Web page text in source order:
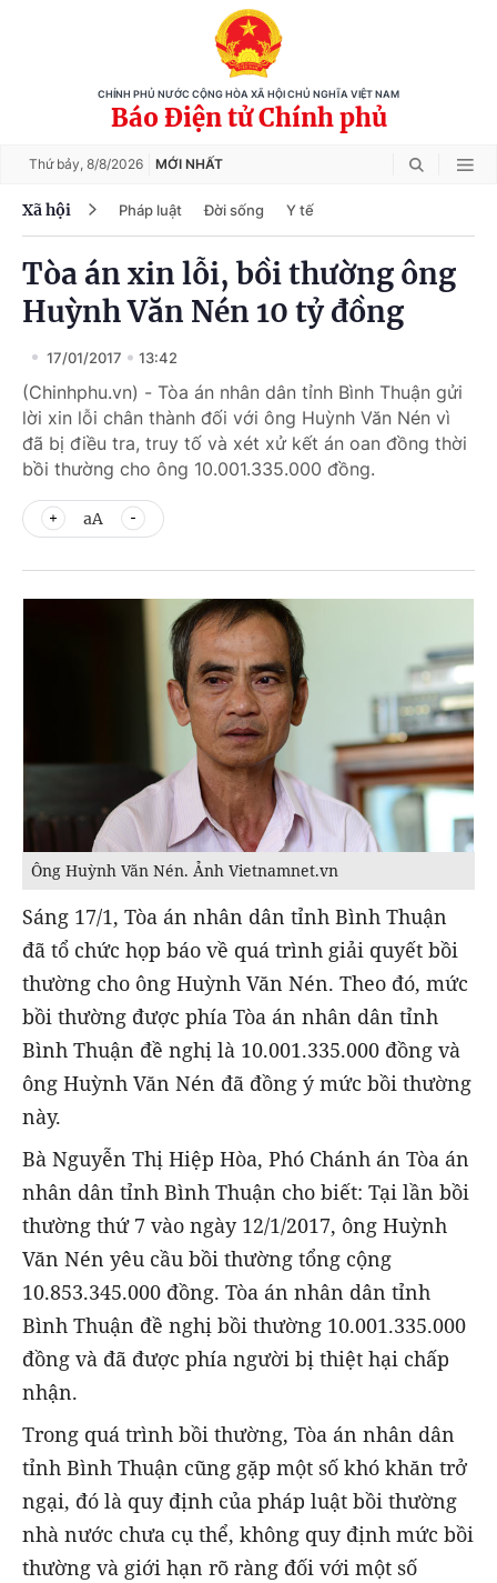
CHÍNH PHỦ NƯỚC CỘNG HÒA XÃ HỘI CHỦ NGHĨA VIỆT NAM
Báo Điện tử Chính phủ
Thứ bảy, 8/8/2026 MỚI NHẤT
Xã hội Pháp luật Đời sống Y tế
Tòa án xin lỗi, bồi thường ông
Huỳnh Văn Nén 10 tỷ đồng
17/01/2017 13:42
(Chinhphu.vn) - Tòa án nhân dân tỉnh Bình Thuận gửi
lời xin lỗi chân thành đối với ông Huỳnh Văn Nén vì
đã bị điều tra, truy tố và xét xử kết án oan đồng thời
bồi thường cho ông 10.001.335.000 đồng.
aA
Ông Huỳnh Văn Nén. Ảnh Vietnamnet.vn
Sáng 17/1, Tòa án nhân dân tỉnh Bình Thuận
đã tổ chức họp báo về quá trình giải quyết bồi
thường cho ông Huỳnh Văn Nén. Theo đó, mức
bồi thường được phía Tòa án nhân dân tỉnh
Bình Thuận đề nghị là 10.001.335.000 đồng và
ông Huỳnh Văn Nén đã đồng ý mức bồi thường
này.
Bà Nguyễn Thị Hiệp Hòa, Phó Chánh án Tòa án
nhân dân tỉnh Bình Thuận cho biết: Tại lần bồi
thường thứ 7 vào ngày 12/1/2017, ông Huỳnh
Văn Nén yêu cầu bồi thường tổng cộng
10.853.345.000 đồng. Tòa án nhân dân tỉnh
Bình Thuận đề nghị bồi thường 10.001.335.000
đồng và đã được phía người bị thiệt hại chấp
nhận.
Trong quá trình bồi thường, Tòa án nhân dân
tỉnh Bình Thuận cũng gặp một số khó khăn trở
ngại, đó là quy định của pháp luật bồi thường
nhà nước chưa cụ thể, không quy định mức bồi
thường và giới hạn rõ ràng đối với một số